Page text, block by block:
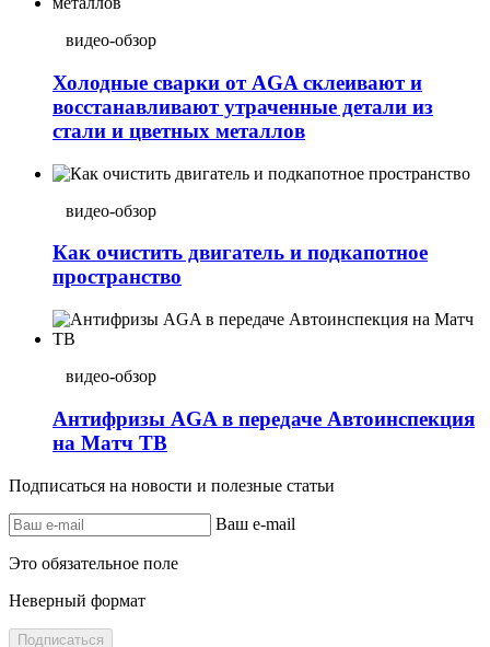
видео-обзор
Холодные сварки от AGA склеивают и
восстанавливают утраченные детали из
стали и цветных металлов
видео-обзор
Как очистить двигатель и подкапотное
пространство
видео-обзор
Антифризы AGA в передаче Автоинспекция
на Матч ТВ
Подписаться на новости и полезные статьи
Ваш e-mail
Это обязательное поле
Неверный формат
Подписаться